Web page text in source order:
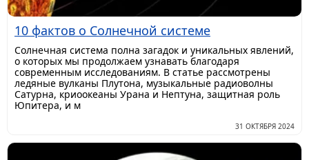
10 фактов о Солнечной системе
Солнечная система полна загадок и уникальных явлений,
о которых мы продолжаем узнавать благодаря
современным исследованиям. В статье рассмотрены
ледяные вулканы Плутона, музыкальные радиоволны
Сатурна, криоокеаны Урана и Нептуна, защитная роль
Юпитера, и м
31 ОКТЯБРЯ 2024